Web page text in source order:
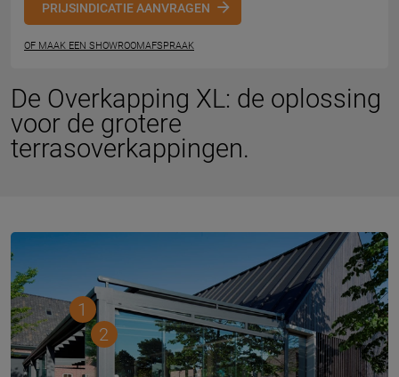
PRIJSINDICATIE AANVRAGEN
OF MAAK EEN SHOWROOMAFSPRAAK
De Overkapping XL: de oplossing
voor de grotere
terrasoverkappingen.
1
2